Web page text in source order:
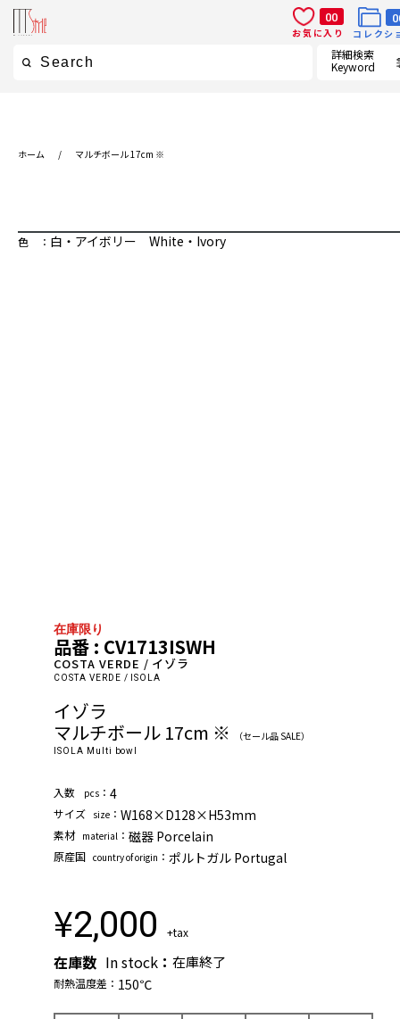
詳細検索
Keyword
00
お気に入り
コレクシ
ホーム / マルチボール 17cm ※
色 ： 白・アイボリー White・Ivory
在庫限り
品番 : CV1713ISWH
COSTA VERDE / イゾラ
COSTA VERDE / ISOLA
イゾラ
マルチボール 17cm ※
（セール品 SALE）
ISOLA Multi bowl
⼊数 pcs ： 4
サイズ size ： W168×D128×H53mm
素材 material ： 磁器 Porcelain
原産国 country of origin ： ポルトガル Portugal
¥2,000 +tax
在庫数 In stock ： 在庫終了
耐熱温度差： 150℃